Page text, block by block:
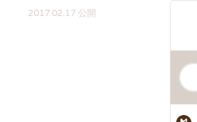
2017.02.17 公開